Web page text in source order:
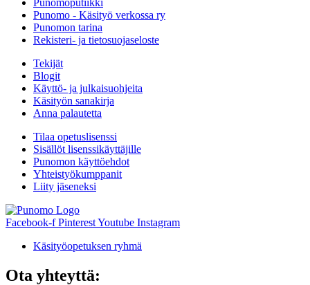
Punomo - Käsityö verkossa ry
Punomon tarina
Rekisteri- ja tietosuojaseloste
Tekijät
Blogit
Käyttö- ja julkaisuohjeita
Käsityön sanakirja
Anna palautetta
Tilaa opetuslisenssi
Sisällöt lisenssikäyttäjille
Punomon käyttöehdot
Yhteistyökumppanit
Liity jäseneksi
Facebook-f PinterestYoutube Instagram
Käsityöopetuksen ryhmä
Ota yhteyttä: